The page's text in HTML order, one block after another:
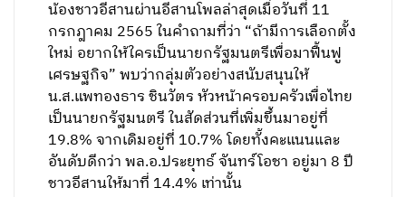
น้องชาวอีสานผ่านอีสานโพลล่าสุดเมื่อวันที่ 11
กรกฎาคม 2565 ในคำถามที่ว่า “ถ้ามีการเลือกตั้ง
ใหม่ อยากให้ใครเป็นนายกรัฐมนตรีเพื่อมาฟื้นฟู
เศรษฐกิจ” พบว่ากลุ่มตัวอย่างสนับสนุนให้
น.ส.แพทองธาร ชินวัตร หัวหน้าครอบครัวเพื่อไทย
เป็นนายกรัฐมนตรี ในสัดส่วนที่เพิ่มขึ้นมาอยู่ที่
19.8% จากเดิมอยู่ที่ 10.7% โดยทั้งคะแนนและ
อันดับดีกว่า พล.อ.ประยุทธ์ จันทร์โอชา อยู่มา 8 ปี
ชาวอีสานให้มาที่ 14.4% เท่านั้น